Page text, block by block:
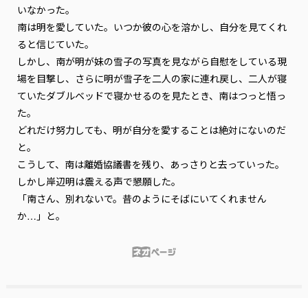
いなかった。
南は明を愛していた。いつか彼の心を溶かし、自分を見てくれ
ると信じていた。
しかし、南が明が妹の雪子の写真を見ながら自慰をしている現
場を目撃し、さらに明が雪子を二人の家に連れ戻し、二人が寝
ていたダブルベッドで寝かせるのを見たとき、南はつっと悟っ
た。
どれだけ努力しても、明が自分を愛することは絶対にないのだ
と。
こうして、南は離婚協議書を残り、あっさりと去っていった。
しかし岸辺明は震える声で懇願した。
「南さん、別れないで。昔のようにそばにいてくれません
か…」と。